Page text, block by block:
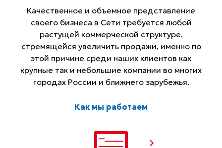
Качественное и объемное представление
своего бизнеса в Сети требуется любой
растущей коммерческой структуре,
стремящейся увеличить продажи, именно по
этой причине среди наших клиентов как
крупные так и небольшие компании во многих
городах России и ближнего зарубежья.
Как мы работаем